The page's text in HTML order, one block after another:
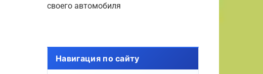
своего автомобиля
Навигация по сайту